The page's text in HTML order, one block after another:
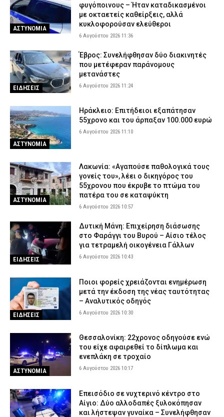
Ψάθα: Αυτός είναι ο Έλληνας χειριστής που σκοτώθηκε από τη
σύγκρουση ελικοπτέρων – Μια ημέρα πριν επιχειρούσε στον
τόπο καταγωγής του
Κέρκυρα: Συνελήφθη 19χρονος αλλοδαπός – Εντοπίστηκε με
μαχαίρι 11 εκατοστών σε αστυνομικό έλεγχο
ΑΣΤΥΝΟΜΙΑ 5 Αυγούστου 2026 22:24
πάρκο λόγω συνεχών βλαβών στο δίκτυο
ΕΙΔΗΣΕΙΣ 5 Αυγούστου 2026 22:09
ΑΣΤΥΝΟΜΙΑ
φυγόποινους – Ήταν καταδικασμένοι
με οκταετείς καθείρξεις, αλλά
κυκλοφορούσαν ελεύθεροι
6 Αυγούστου 2026 11:36
ΕΙΔΗΣΕΙΣ
Έβρος: Συνελήφθησαν δύο διακινητές
που μετέφεραν παράνομους
μετανάστες
6 Αυγούστου 2026 11:24
ΑΣΤΥΝΟΜΙΑ
Ηράκλειο: Επιτήδειοι εξαπάτησαν
55χρονο και του άρπαξαν 100.000 ευρώ
6 Αυγούστου 2026 11:10
ΑΣΤΥΝΟΜΙΑ
Λακωνία: «Αγαπούσε παθολογικά τους
γονείς του», λέει ο δικηγόρος του
55χρονου που έκρυβε το πτώμα του
πατέρα του σε καταψύκτη
6 Αυγούστου 2026 10:57
ΕΙΔΗΣΕΙΣ
Δυτική Μάνη: Επιχείρηση διάσωσης
στο Φαράγγι του Βυρού – Αίσιο τέλος
για τετραμελή οικογένεια Γάλλων
6 Αυγούστου 2026 10:43
ΕΙΔΗΣΕΙΣ
Ποιοι φορείς χρειάζονται ενημέρωση
μετά την έκδοση της νέας ταυτότητας
– Αναλυτικός οδηγός
6 Αυγούστου 2026 10:30
ΑΣΤΥΝΟΜΙΑ
Θεσσαλονίκη: 22χρονος οδηγούσε ενώ
του είχε αφαιρεθεί το δίπλωμα και
ενεπλάκη σε τροχαίο
6 Αυγούστου 2026 10:17
Επεισόδιο σε νυχτερινό κέντρο στο
Αίγιο: Δύο αλλοδαπές ξυλοκόπησαν
και λήστεψαν γυναίκα – Συνελήφθησαν